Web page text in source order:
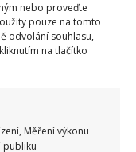
nebo proveďte
pouze na tomto
odvolání souhlasu,
na tlačítko
Měření výkonu
publiku
tu však vůbec